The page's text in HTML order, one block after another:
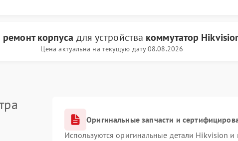
ремонт корпуса для устройства коммутатор
Цена актуальна на текущую дату 08.08.2026
Оригинальные запчасти и
Используются оригинальные детали Hikvision